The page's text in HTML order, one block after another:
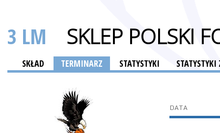
3 LM SKLEP POLSKI
SKŁAD TERMINARZ STATYSTYKI
DATA